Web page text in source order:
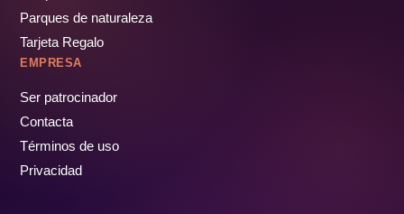
Parques de naturaleza
Tarjeta Regalo
EMPRESA
Ser patrocinador
Contacta
Términos de uso
Privacidad